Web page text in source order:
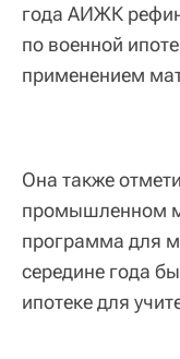
года АИЖК
по военной
применением
Она также
промышленном
программа для
середине года
ипотеке для